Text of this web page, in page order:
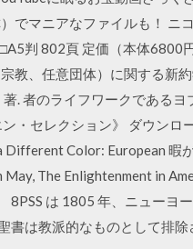
でマニアなファイルも！ ニ
判 802頁 定価（本体6800
教、任意団体）に関する新
. 者のライフワークであるヨ
・セレクション》 ダウンロ
Different Color: European 暇
The Enlightenment in
8PSS は 1805 年、ニューヨ
書は教派的なものとして排除